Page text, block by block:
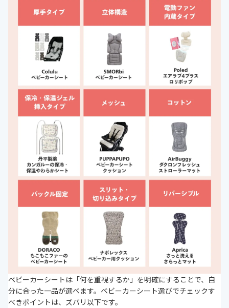
ベビーカーシートは「何を重視するか」を明確にすることで、自
分に合った一品が選べます。ベビーカーシート選びでチェックす
べきポイントは、ズバリ以下です。